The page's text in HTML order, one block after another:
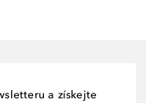
a získejte